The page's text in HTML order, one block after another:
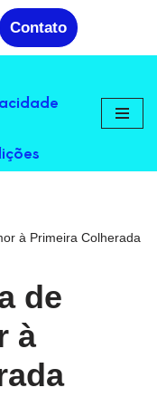
Contato
à Primeira Colherada
de
à